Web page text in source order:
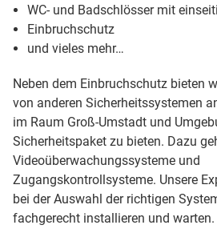
WC- und Badschlösser mit
Einbruchschutz
und vieles mehr…
Neben dem Einbruchschutz bieten
von anderen Sicherheitssystemen
im Raum Groß-Umstadt und
Sicherheitspaket zu bieten. Dazu
Videoüberwachungssysteme und
Zugangskontrollsysteme. Unsere
bei der Auswahl der richtigen
fachgerecht installieren und warten.